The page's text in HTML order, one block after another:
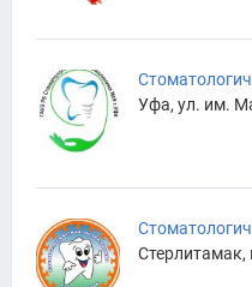
Уфа, ул. им.
Стерлитамак,